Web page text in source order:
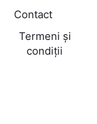
Contact
Termeni și
condiții